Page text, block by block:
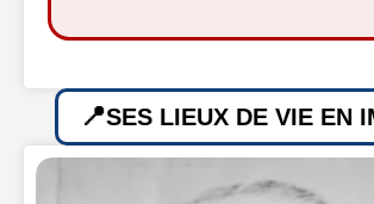
SES LIEUX DE VIE EN